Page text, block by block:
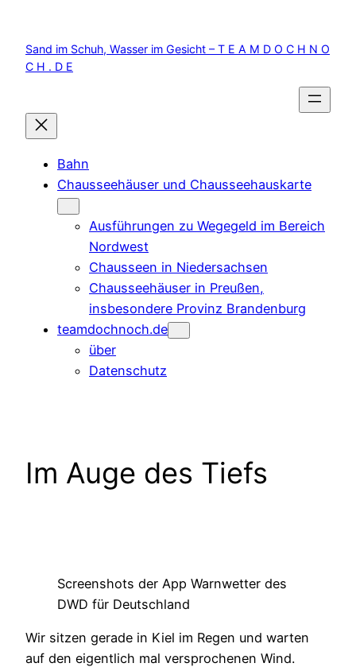
springen
Sand im Schuh, Wasser im Gesicht – T E A M D O C H N O
C H . D E
Bahn
Chausseehäuser und Chausseehauskarte
Ausführungen zu Wegegeld im Bereich
Nordwest
Chausseen in Niedersachsen
Chausseehäuser in Preußen,
insbesondere Provinz Brandenburg
teamdochnoch.de
über
Datenschutz
Im Auge des Tiefs
Screenshots der App Warnwetter des
DWD für Deutschland
Wir sitzen gerade in Kiel im Regen und warten
auf den eigentlich mal versprochenen Wind.